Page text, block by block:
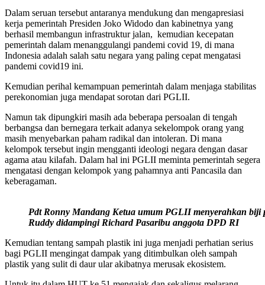
Dalam seruan tersebut antaranya mendukung dan mengapresiasi
kerja pemerintah Presiden Joko Widodo dan kabinetnya yang
berhasil membangun infrastruktur jalan, kemudian kecepatan
pemerintah dalam menanggulangi pandemi covid 19, di mana
Indonesia adalah salah satu negara yang paling cepat mengatasi
pandemi covid19 ini.
Kemudian perihal kemampuan pemerintah dalam menjaga stabilitas
perekonomian juga mendapat sorotan dari PGLII.
Namun tak dipungkiri masih ada beberapa persoalan di tengah
berbangsa dan bernegara terkait adanya sekelompok orang yang
masih menyebarkan paham radikal dan intoleran. Di mana
kelompok tersebut ingin mengganti ideologi negara dengan dasar
agama atau kilafah. Dalam hal ini PGLII meminta pemerintah segera
mengatasi dengan kelompok yang pahamnya anti Pancasila dan
keberagaman.
Pdt Ronny Mandang Ketua umum PGLII menyerahkan biji
Ruddy didampingi Richard Pasaribu anggota DPD RI
Kemudian tentang sampah plastik ini juga menjadi perhatian serius
bagi PGLII mengingat dampak yang ditimbulkan oleh sampah
plastik yang sulit di daur ular akibatnya merusak ekosistem.